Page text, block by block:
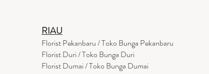
RIAU
Florist Pekanbaru / Toko Bunga Pekanbaru
Florist Duri / Toko Bunga Duri
Florist Dumai / Toko Bunga Dumai